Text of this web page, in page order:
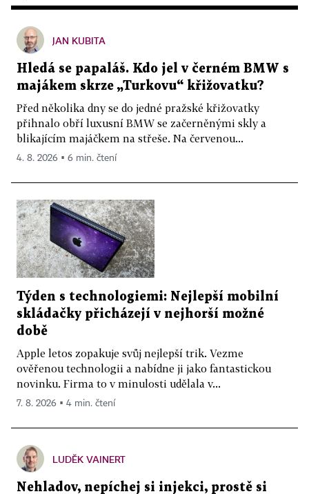
JAN KUBITA
Hledá se papaláš. Kdo jel v černém BMW s
majákem skrze „Turkovu“ křižovatku?
Před několika dny se do jedné pražské křižovatky
přihnalo obří luxusní BMW se začerněnými skly a
blikajícím majáčkem na střeše. Na červenou...
4. 8. 2026 ▪ 6 min. čtení
Týden s technologiemi: Nejlepší mobilní
skládačky přicházejí v nejhorší možné
době
Apple letos zopakuje svůj nejlepší trik. Vezme
ověřenou technologii a nabídne ji jako fantastickou
novinku. Firma to v minulosti udělala v...
7. 8. 2026 ▪ 4 min. čtení
LUDĚK VAINERT
Nehladov, nepíchej si injekci, prostě si